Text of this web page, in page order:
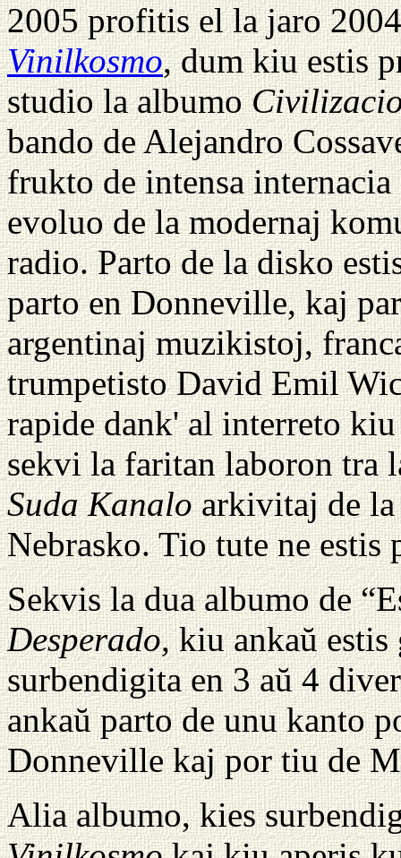
2005 profitis el la jaro
Vinilkosmo, dum kiu estis
studio la albumo
bando de Alejandro
frukto de intensa
evoluo de la modernaj
radio. Parto de la disko
parto en Donneville, kaj
argentinaj muzikistoj,
trumpetisto David Emil
rapide dank' al interreto
sekvi la faritan laboron tra
Suda Kanaloarkivitaj de la
Nebrasko. Tio tute ne estis
Sekvis la dua albumo de
Desperado,kiu ankaŭ estis
surbendigita en 3 aŭ 4
ankaŭ parto de unu kanto
Donneville kaj por tiu de
Alia albumo, kies